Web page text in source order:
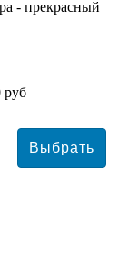
- прекрасный
руб